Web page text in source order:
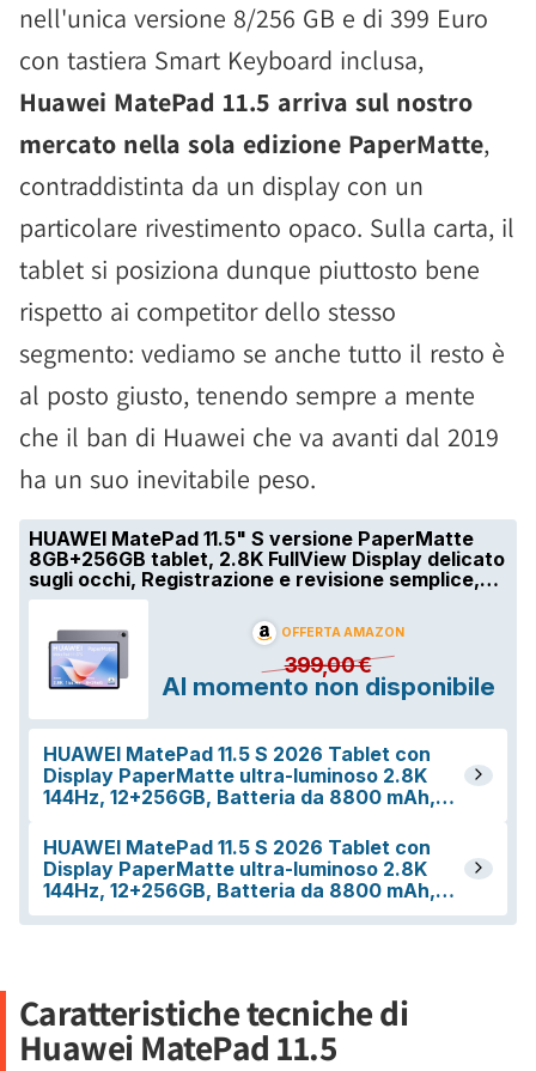
nell'unica versione 8/256 GB e di 399 Euro
con tastiera Smart Keyboard inclusa,
Huawei MatePad 11.5 arriva sul nostro
mercato nella sola edizione PaperMatte,
contraddistinta da un display con un
particolare rivestimento opaco. Sulla carta, il
tablet si posiziona dunque piuttosto bene
rispetto ai competitor dello stesso
segmento: vediamo se anche tutto il resto è
al posto giusto, tenendo sempre a mente
che il ban di Huawei che va avanti dal 2019
ha un suo inevitabile peso.
Caratteristiche tecniche di
Huawei MatePad 11.5